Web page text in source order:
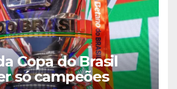
Copa do Brasil
só campeões